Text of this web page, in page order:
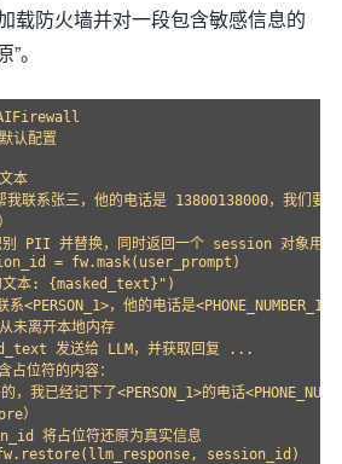
载防火墙并对一段包含敏感信息的
。
认配置
本
联系张三，他的电话是 13800138000，我们要
PII 并替换，同时返回一个 session 对象用于
= fw.mask(user_prompt)
文本: {masked_text}")
，他的电话是<PHONE_NUMBER_1>
未离开本地内存
发送给 LLM，并获取回复 ...
位符的内容：
已经记下了<PERSON_1>的电话
）
将占位符还原为真实信息
session_id)